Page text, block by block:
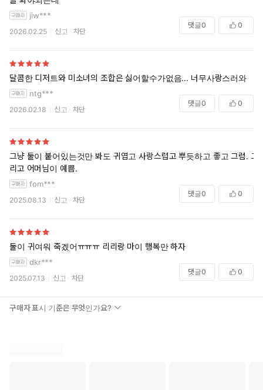
jiw***
2026.02.25 신고 차단
댓글0 0
달콤한 디저트와 미소녀의 조합은 싫어할수가없음... 너무사랑스러와
ntg***
2026.02.18 신고 차단
댓글0 0
그냥 둘이 붙어있는것만 봐도 귀엽고 사랑스럽고 뿌듯하고 좋고 그럼. 그
리고 어머님이 예쁨.
fom***
2025.08.13 신고 차단
댓글0 0
둘이 귀여워 죽겠어ㅠㅠㅠ 리리랑 마이 행복만 하자
dkr***
2025.07.13 신고 차단
댓글0 0
구매자 표시 기준은 무엇인가요?